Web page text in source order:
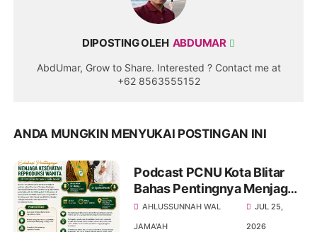
DIPOSTING OLEH ABDUMAR
AbdUmar, Grow to Share. Interested ? Contact me at
+62 8563555152
ANDA MUNGKIN MENYUKAI POSTINGAN INI
Podcast PCNU Kota Blitar
Bahas Pentingnya Menjaga
Kesehatan Reproduksi
Wanita untuk Generasi yang
AHLUSSUNNAH WAL
JAMA'AH
JUL 25,
2026